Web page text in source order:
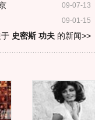
09-07-13
09-01-15
史密斯 功夫的新闻>>